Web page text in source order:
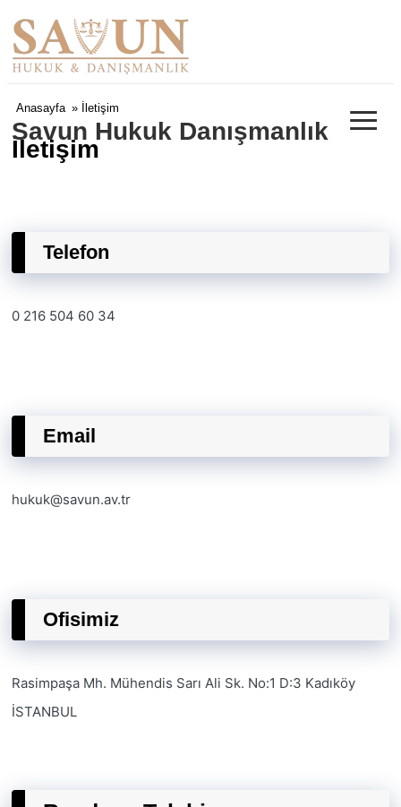
Savun Hukuk Danışmanlık ≡
Anasayfa » İletişim
İletişim
Telefon
0 216 504 60 34
Email
hukuk@savun.av.tr
Ofisimiz
Rasimpaşa Mh. Mühendis Sarı Ali Sk. No:1 D:3 Kadıköy
İSTANBUL